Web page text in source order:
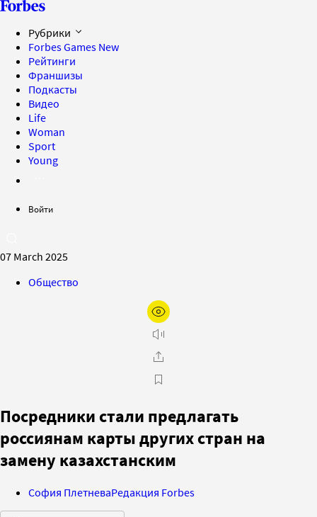
Рубрики
Forbes Games New
Рейтинги
Франшизы
Подкасты
Видео
Life
Woman
Sport
Young
Войти
07 March 2025
Общество
Посредники стали предлагать
россиянам карты других стран на
замену казахстанским
София ПлетневаРедакция Forbes